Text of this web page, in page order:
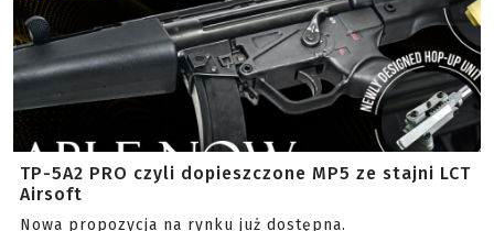
TP-5A2 PRO czyli dopieszczone MP5 ze stajni LCT
Airsoft
Nowa propozycja na rynku już dostępna.